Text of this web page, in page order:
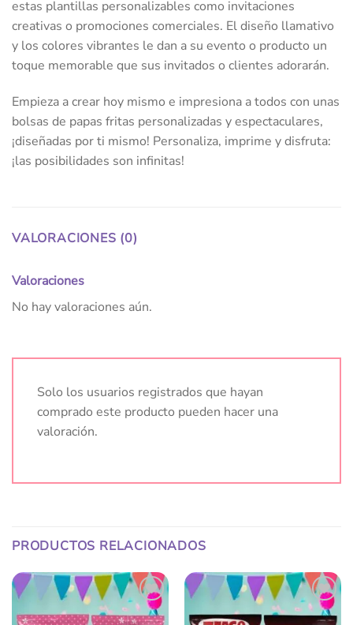
estas plantillas personalizables como invitaciones
creativas o promociones comerciales. El diseño llamativo
y los colores vibrantes le dan a su evento o producto un
toque memorable que sus invitados o clientes adorarán.
Empieza a crear hoy mismo e impresiona a todos con unas
bolsas de papas fritas personalizadas y espectaculares,
¡diseñadas por ti mismo! Personaliza, imprime y disfruta:
¡las posibilidades son infinitas!
VALORACIONES (0)
Valoraciones
No hay valoraciones aún.
Solo los usuarios registrados que hayan
comprado este producto pueden hacer una
valoración.
PRODUCTOS RELACIONADOS
Añadir
Añadir